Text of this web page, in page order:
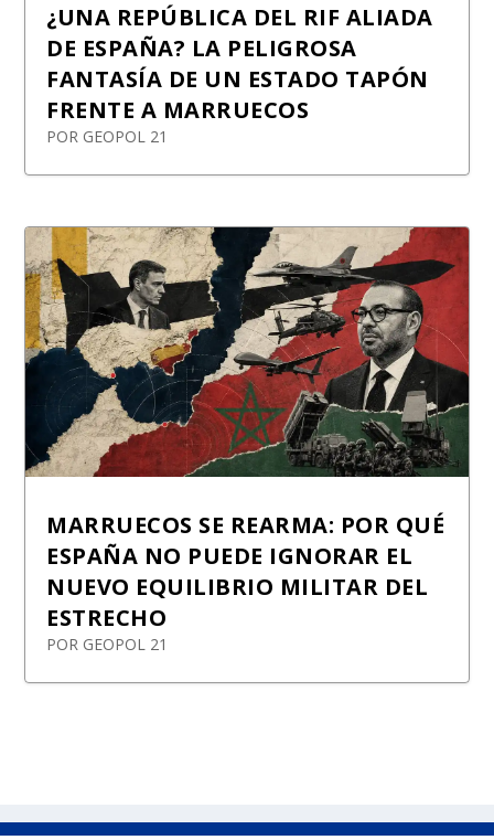
¿UNA REPÚBLICA DEL RIF ALIADA
DE ESPAÑA? LA PELIGROSA
FANTASÍA DE UN ESTADO TAPÓN
FRENTE A MARRUECOS
POR GEOPOL 21
MARRUECOS SE REARMA: POR QUÉ
ESPAÑA NO PUEDE IGNORAR EL
NUEVO EQUILIBRIO MILITAR DEL
ESTRECHO
POR GEOPOL 21